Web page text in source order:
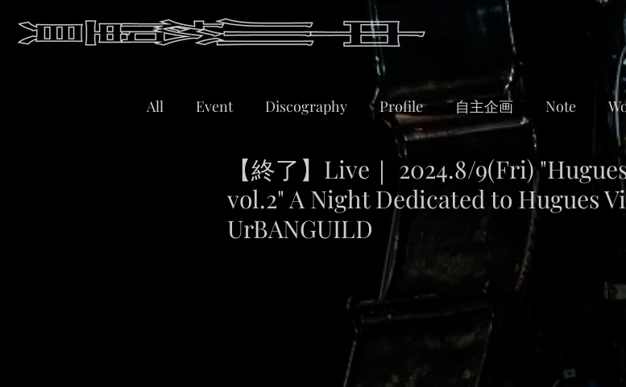
All Event Discography Profile 自主企画 Note
【終了】Live｜ 2024.8/9(Fri)
vol.2" A Night Dedicated to Hugues
UrBANGUILD